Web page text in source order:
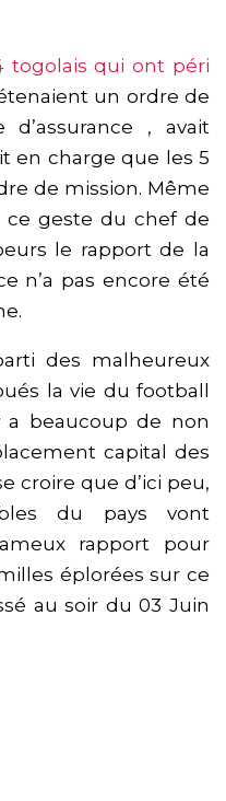
togolais qui ont péri
un ordre de
, avait
en charge que les 5
de mission. Même
ce geste du chef de
le rapport de la
n’a pas encore été
des malheureux
la vie du football
beaucoup de non
capital des
croire que d’ici peu,
du pays vont
rapport pour
éplorées sur ce
au soir du 03 Juin